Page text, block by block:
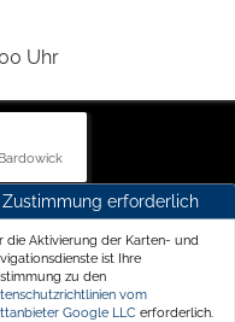
Uhr
Zustimmung erforderlich
die Aktivierung der Karten- und
ist Ihre
zu den
vom
Google LLC erforderlich.